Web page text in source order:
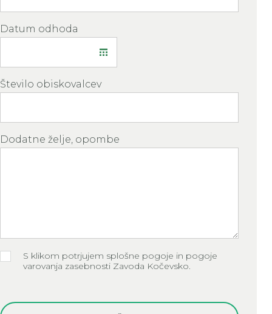
Datum odhoda
Število obiskovalcev
Dodatne želje, opombe
S klikom potrjujem splošne pogoje in pogoje
varovanja zasebnosti Zavoda Kočevsko.